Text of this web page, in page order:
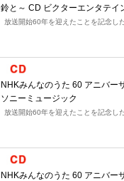
鈴と～ CD ビクターエンタテイ
放送開始60年を迎えたことを記念し
NHKみんなのうた 60 アニバー
ソニーミュージック
放送開始60年を迎えたことを記念し
NHKみんなのうた 60 アニバー